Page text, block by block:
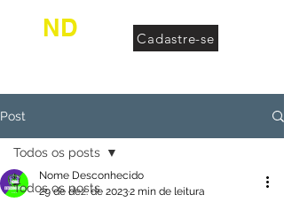
ND Cadastre-se
Post
Todos os posts
Todos os posts
Nome Desconhecido
29 de dez. de 20232 min de leitura